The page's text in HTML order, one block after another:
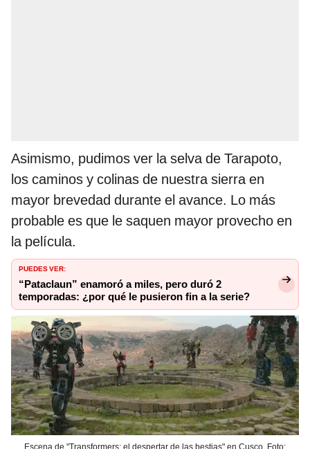
Asimismo, pudimos ver la selva de Tarapoto,
los caminos y colinas de nuestra sierra en
mayor brevedad durante el avance. Lo más
probable es que le saquen mayor provecho en
la película.
PUEDES VER:
“Pataclaun” enamoró a miles, pero duró 2
temporadas: ¿por qué le pusieron fin a la serie?
Escena de "Transformers: el despertar de las bestias" en Cusco. Foto: